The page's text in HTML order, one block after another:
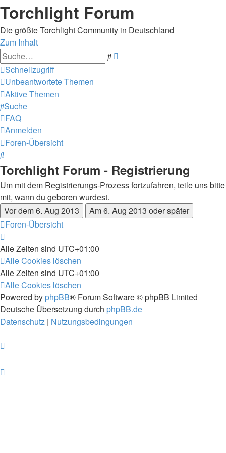
Torchlight Forum
Die größte Torchlight Community in Deutschland
Zum Inhalt
Suche
Schnellzugriff
Unbeantwortete Themen
Aktive Themen
Suche
FAQ
Anmelden
Foren-Übersicht
Suche
Torchlight Forum - Registrierung
Um mit dem Registrierungs-Prozess fortzufahren, teile uns bitte
mit, wann du geboren wurdest.
Foren-Übersicht
Alle Zeiten sind UTC+01:00
Alle Cookies löschen
Alle Zeiten sind UTC+01:00
Alle Cookies löschen
Powered by phpBB® Forum Software © phpBB Limited
Deutsche Übersetzung durch phpBB.de
Datenschutz | Nutzungsbedingungen